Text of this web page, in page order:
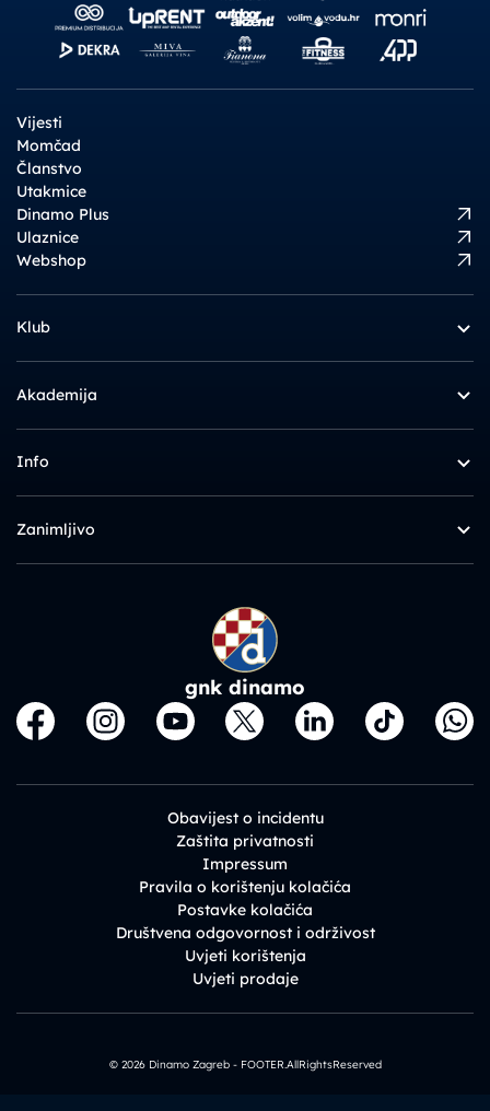
Vijesti
Momčad
Članstvo
Utakmice
Dinamo Plus
Ulaznice
Webshop
Klub
Akademija
Info
Zanimljivo
gnk dinamo
Obavijest o incidentu
Zaštita privatnosti
Impressum
Pravila o korištenju kolačića
Postavke kolačića
Društvena odgovornost i održivost
Uvjeti korištenja
Uvjeti prodaje
© 2026 Dinamo Zagreb - FOOTER.AllRightsReserved